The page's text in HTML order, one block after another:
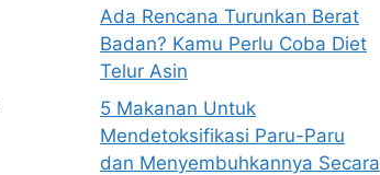
Ada Rencana Turunkan Berat
Badan? Kamu Perlu Coba Diet
Telur Asin
5 Makanan Untuk
Mendetoksifikasi Paru-Paru
dan Menyembuhkannya Secara